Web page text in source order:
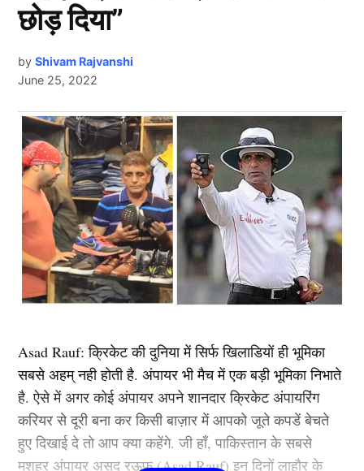
छोड़ दिया”
by Shivam Rajvanshi
June 25, 2022
Asad Rauf: क्रिकेट की दुनिया में सिर्फ खिलाडियों ही भूमिका
सबसे अहम् नही होती है. अंपायर भी मैच में एक बड़ी भूमिका निभाते
है. ऐसे में अगर कोई अंपायर अपने शानदार क्रिकेट अंपायरिंग
करियर से दूरी बना कर किसी बाज़ार में आपको जूते कपडें बेचते
हुए दिखाई दे तो आप क्या कहेंगे. जी हाँ, पाकिस्तान के सबसे
मशहूर अंपायर असद रऊफ (Asad Rauf) इन दिनों लाहौर के